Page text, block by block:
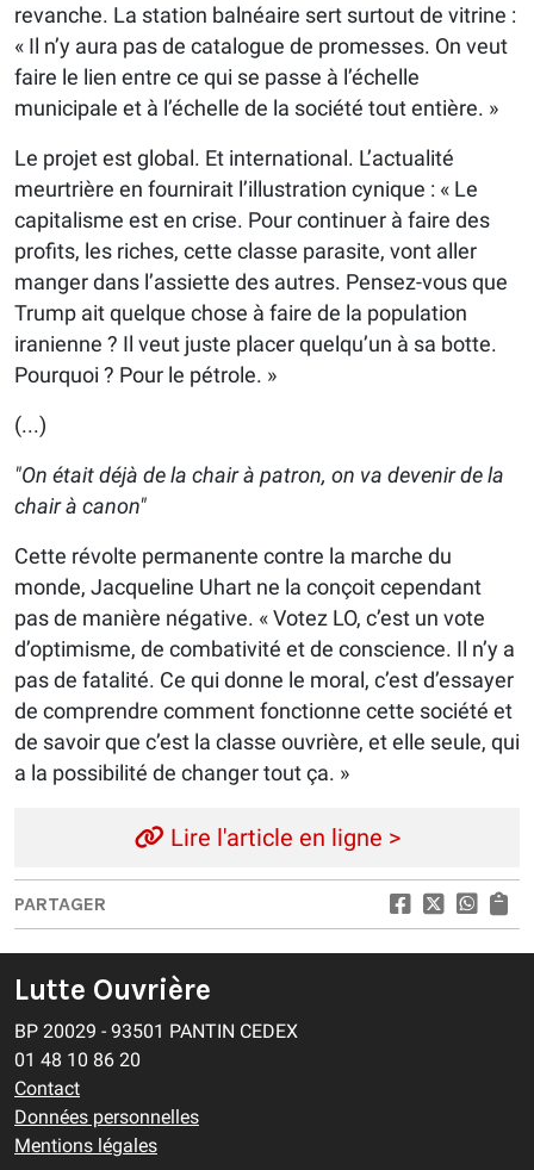
revanche. La station balnéaire sert surtout de vitrine :
« Il n’y aura pas de catalogue de promesses. On veut
faire le lien entre ce qui se passe à l’échelle
municipale et à l’échelle de la société tout entière. »
Le projet est global. Et international. L’actualité
meurtrière en fournirait l’illustration cynique : « Le
capitalisme est en crise. Pour continuer à faire des
profits, les riches, cette classe parasite, vont aller
manger dans l’assiette des autres. Pensez-vous que
Trump ait quelque chose à faire de la population
iranienne ? Il veut juste placer quelqu’un à sa botte.
Pourquoi ? Pour le pétrole. »
(...)
"On était déjà de la chair à patron, on va devenir de la
chair à canon"
Cette révolte permanente contre la marche du
monde, Jacqueline Uhart ne la conçoit cependant
pas de manière négative. « Votez LO, c’est un vote
d’optimisme, de combativité et de conscience. Il n’y a
pas de fatalité. Ce qui donne le moral, c’est d’essayer
de comprendre comment fonctionne cette société et
de savoir que c’est la classe ouvrière, et elle seule, qui
a la possibilité de changer tout ça. »
Lire l'article en ligne >
PARTAGER
Lutte Ouvrière
BP 20029 - 93501 PANTIN CEDEX
01 48 10 86 20
Contact
Données personnelles
Mentions légales